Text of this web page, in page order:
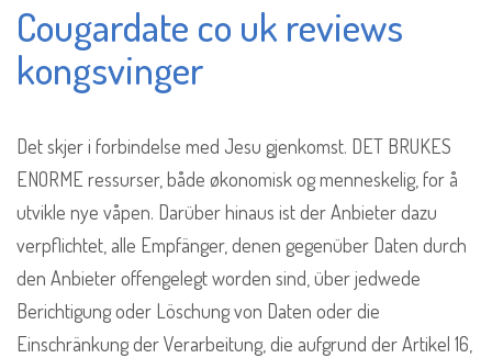
Cougardate co uk reviews
kongsvinger
Det skjer i forbindelse med Jesu gjenkomst. DET BRUKES
ENORME ressurser, både økonomisk og menneskelig, for å
utvikle nye våpen. Darüber hinaus ist der Anbieter dazu
verpflichtet, alle Empfänger, denen gegenüber Daten durch
den Anbieter offengelegt worden sind, über jedwede
Berichtigung oder Löschung von Daten oder die
Einschränkung der Verarbeitung, die aufgrund der Artikel 16,